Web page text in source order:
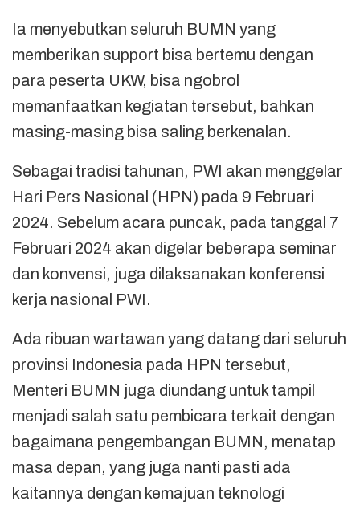
Ia menyebutkan seluruh BUMN yang
memberikan support bisa bertemu dengan
para peserta UKW, bisa ngobrol
memanfaatkan kegiatan tersebut, bahkan
masing-masing bisa saling berkenalan.
Sebagai tradisi tahunan, PWI akan menggelar
Hari Pers Nasional (HPN) pada 9 Februari
2024. Sebelum acara puncak, pada tanggal 7
Februari 2024 akan digelar beberapa seminar
dan konvensi, juga dilaksanakan konferensi
kerja nasional PWI.
Ada ribuan wartawan yang datang dari seluruh
provinsi Indonesia pada HPN tersebut,
Menteri BUMN juga diundang untuk tampil
menjadi salah satu pembicara terkait dengan
bagaimana pengembangan BUMN, menatap
masa depan, yang juga nanti pasti ada
kaitannya dengan kemajuan teknologi